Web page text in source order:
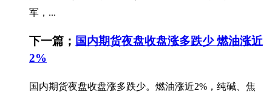
军，...
下一篇； 国内期货夜盘收盘涨多跌少 燃油涨近
2%
国内期货夜盘收盘涨多跌少。燃油涨近2%，纯碱、焦